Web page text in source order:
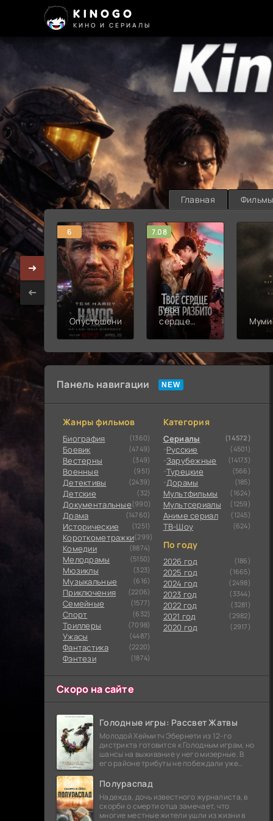
KINOGO
КИНО И СЕРИАЛЫ
Главная Фильмы
6
Опустошение
7.08
Твоё
сердце
Панель навигации
Жанры фильмов
Биография (1360)
Боевик (4749)
Вестерны (349)
Военные (951)
Детективы (2439)
Детские (32)
Документальные(990)
Драма (14760)
Исторические (1251)
Короткометражки(299)
Комедии (8874)
Мелодрамы (5150)
Мюзиклы (323)
Музыкальные (616)
Приключения (2206)
Семейные (1577)
Cпорт (632)
Триллеры (7098)
Ужасы (4487)
Фантастика (2220)
Фэнтези (1874)
Категория
Сериалы (14572)
Русские (4501)
Зарубежные (14173)
Турецкие (566)
Дорамы (185)
Мультфильмы (1624)
Мультсериалы (1259)
Аниме сериал (1245)
ТВ-Шоу (624)
По году
2026 год (186)
2025 год (1665)
2024 год (2498)
2023 год (3344)
2022 год (3281)
2021 год (2982)
2020 год (2917)
Скоро на сайте
Голодные игры: Рассвет Жатвы
Молодой Хеймитч Эбернети из 12-го
дистрикта готовится к Голодным играм, но
шансы на выживание у него мизерные. В
его районе трибуты не побеждали уже
безнадежности.
Полураспад
Надежда, дочь известного журналиста, в
скорби о смерти отца замечает, что
многие местные жители ушли из жизни в